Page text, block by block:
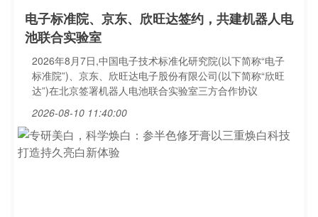
电子标准院、京东、欣旺达签约，共建机器人电
池联合实验室
2026年8月7日,中国电子技术标准化研究院(以下简称“电子
标准院”)、京东、欣旺达电子股份有限公司(以下简称“欣旺
达”)在北京签署机器人电池联合实验室三方合作协议
2026-08-10 11:40:00